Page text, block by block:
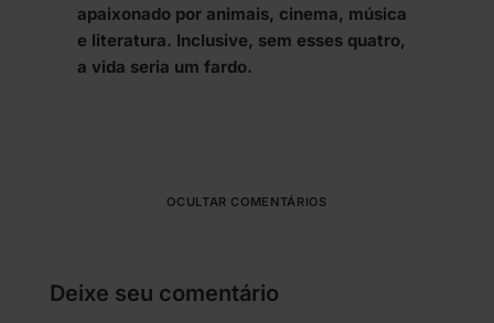
apaixonado por animais, cinema, música
e literatura. Inclusive, sem esses quatro,
a vida seria um fardo.
OCULTAR COMENTÁRIOS
Deixe seu comentário